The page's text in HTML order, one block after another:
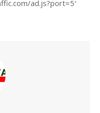
ad.js?port=5′